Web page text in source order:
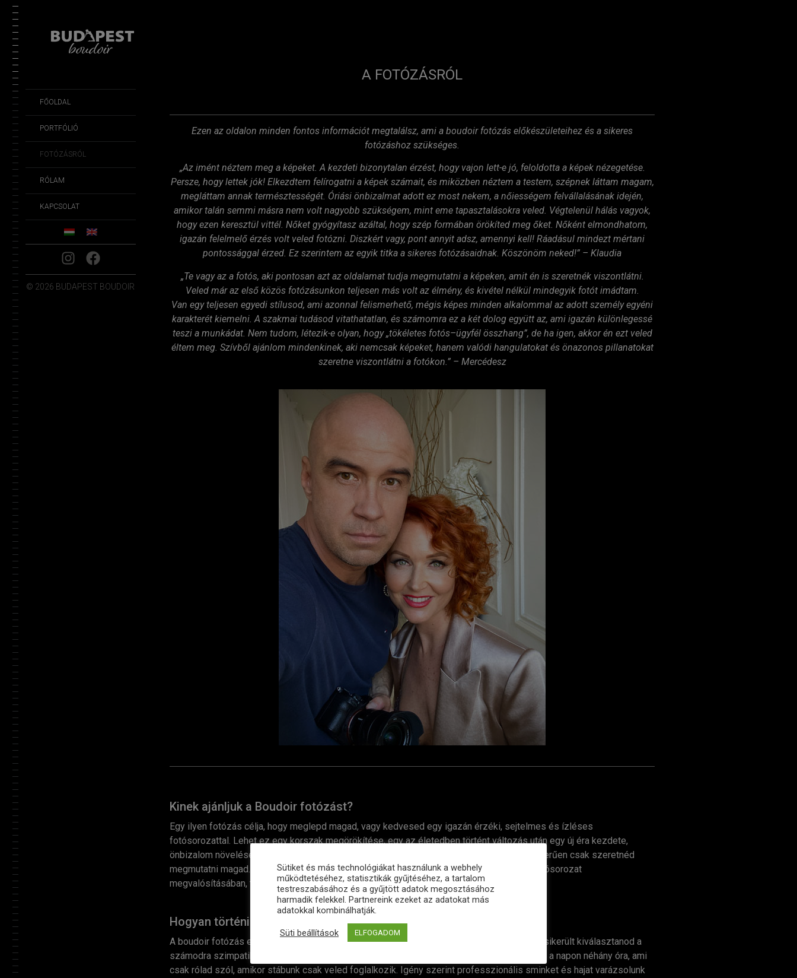
FŐOLDAL
PORTFÓLIÓ
FOTÓZÁSRÓL
RÓLAM
KAPCSOLAT
© 2026 BUDAPEST BOUDOIR
A FOTÓZÁSRÓL
Ezen az oldalon minden fontos információt megtalálsz, ami a boudoir fotózás előkészületeihez és a sikeres
fotózáshoz szükséges.
„Az imént néztem meg a képeket. A kezdeti bizonytalan érzést, hogy vajon lett-e jó, feloldotta a képek nézegetése.
Persze, hogy lettek jók! Elkezdtem felírogatni a képek számait, és miközben néztem a testem, szépnek láttam magam,
megláttam annak természtességét. Óriási önbizalmat adott ez most nekem, a nőiességem felvállalásának idején,
amikor talán semmi másra nem volt nagyobb szükségem, mint eme tapasztalásokra veled. Végtelenül hálás vagyok,
hogy ezen keresztül vittél. Nőket gyógyítasz azáltal, hogy szép formában örökíted meg őket. Nőként elmondhatom,
igazán felelmelő érzés volt veled fotózni. Diszkért vagy, pont annyit adsz, amennyi kell! Ráadásul mindezt mértani
pontossággal érzed. Ez szerintem az egyik titka a sikeres fotózásaidnak. Köszönöm neked!” – Klaudia
„Te vagy az a fotós, aki pontosan azt az oldalamat tudja megmutatni a képeken, amit én is szeretnék viszontlátni.
Veled már az első közös fotózásunkon teljesen más volt az élmény, és kivétel nélkül mindegyik fotót imádtam.
Van egy teljesen egyedi stílusod, ami azonnal felismerhető, mégis képes minden alkalommal az adott személy egyéni
karakterét kiemelni. A szakmai tudásod vitathatatlan, és számomra ez a két dolog együtt az, ami igazán különlegessé
teszi a munkádat. Nem tudom, létezik-e olyan, hogy „tökéletes fotós–ügyfél összhang”, de ha igen, akkor én ezt veled
éltem meg. Szívből ajánlom mindenkinek, aki nemcsak képeket, hanem valódi hangulatokat és önazonos pillanatokat
szeretne viszontlátni a fotókon.” – Mercédesz
Kinek ajánljuk a Boudoir fotózást?
Egy ilyen fotózás célja, hogy meglepd magad, vagy kedvesed egy igazán érzéki, sejtelmes és ízléses
fotósorozattal. Lehet ez egy korszak megörökítése, egy az életedben történt változás után egy új éra kezdete,
önbizalom növelése, önfelfedezés, vagy egy teljes átalakulás, de az is lehet egész egyszerűen csak szeretnéd
megmutatni magad. Bárhogy is legyen, szívesen leszünk partnered az általad elképzelt fotósorozat
megvalósításában, tele csupa nőiességgel, eleganciával, titokzatossággal.
Hogyan történik velünk a fotózás?
A boudoir fotózás előtt átbeszélünk minden részletet, hogy mik az elképzeléseid. Amikor sikerült kiválasztanod a
számodra szimpatikus fotós csomagot, akkor közösen kitűzzük a fotózás időpontját. Ezen a napon néhány óra, ami
csak rólad szól, amikor stábunk csak veled foglalkozik. Igény szerint professzionális sminket és hajat varázsolunk
Sütiket és más technológiákat használunk a webhely
működtetéséhez, statisztikák gyűjtéséhez, a tartalom
testreszabásához és a gyűjtött adatok megosztásához
harmadik felekkel. Partnereink ezeket az adatokat más
adatokkal kombinálhatják.
Süti beállítások ELFOGADOM